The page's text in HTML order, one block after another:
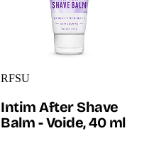
RFSU
Intim After Shave
Balm - Voide, 40 ml